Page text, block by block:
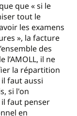
que « si le
tout le
les examens
», la facture
des
il ne
la répartition
faut aussi
si l'on
faut penser
en